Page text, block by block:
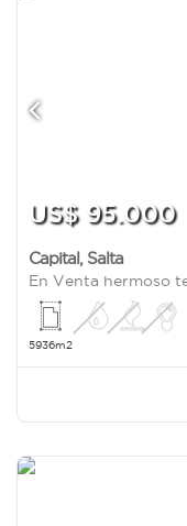
US$ 95.000
Capital, Salta
5936m2